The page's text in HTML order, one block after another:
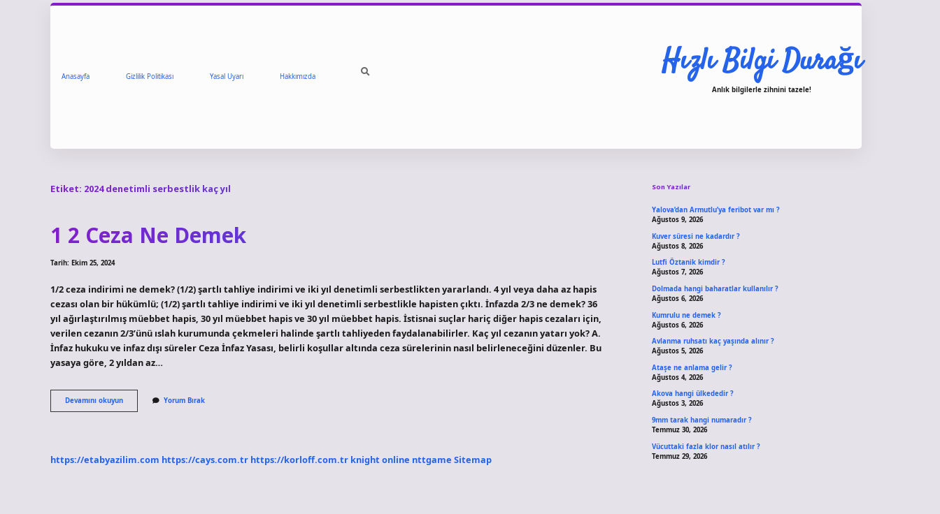
Anasayfa Gizlilik Politikası Yasal Uyarı Hakkımızda Hızlı Bilgi Durağı
Anlık bilgilerle zihnini tazele!
Etiket: 2024 denetimli serbestlik kaç yıl
1 2 Ceza Ne Demek
Tarih: Ekim 25, 2024
1/2 ceza indirimi ne demek? (1/2) şartlı tahliye indirimi ve iki yıl denetimli serbestlikten yararlandı. 4 yıl veya daha az hapis
cezası olan bir hükümlü; (1/2) şartlı tahliye indirimi ve iki yıl denetimli serbestlikle hapisten çıktı. İnfazda 2/3 ne demek? 36
yıl ağırlaştırılmış müebbet hapis, 30 yıl müebbet hapis ve 30 yıl müebbet hapis. İstisnai suçlar hariç diğer hapis cezaları için,
verilen cezanın 2/3’ünü ıslah kurumunda çekmeleri halinde şartlı tahliyeden faydalanabilirler. Kaç yıl cezanın yatarı yok? A.
İnfaz hukuku ve infaz dışı süreler Ceza İnfaz Yasası, belirli koşullar altında ceza sürelerinin nasıl belirleneceğini düzenler. Bu
yasaya göre, 2 yıldan az…
Devamını okuyun1
2
Yorum Bırak
https://etabyazilim.com https://cays.com.tr https://korloff.com.tr knight online nttgame Sitemap
Son Yazılar
Yalova’dan Armutlu’ya feribot var mı ?
Ağustos 9, 2026
Kuver süresi ne kadardır ?
Ağustos 8, 2026
Lutfi Öztanik kimdir ?
Ağustos 7, 2026
Dolmada hangi baharatlar kullanılır ?
Ağustos 6, 2026
Kumrulu ne demek ?
Ağustos 6, 2026
Avlanma ruhsatı kaç yaşında alınır ?
Ağustos 5, 2026
Ataşe ne anlama gelir ?
Ağustos 4, 2026
Akova hangi ülkededir ?
Ağustos 3, 2026
9mm tarak hangi numaradır ?
Temmuz 30, 2026
Vücuttaki fazla klor nasıl atılır ?
Temmuz 29, 2026